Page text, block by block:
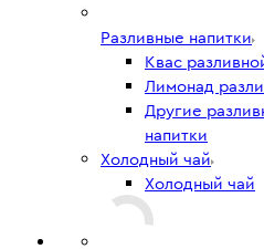
Разливные напитки
Квас
Лимонад
Другие
напитки
Холодный чай
Холодный чай